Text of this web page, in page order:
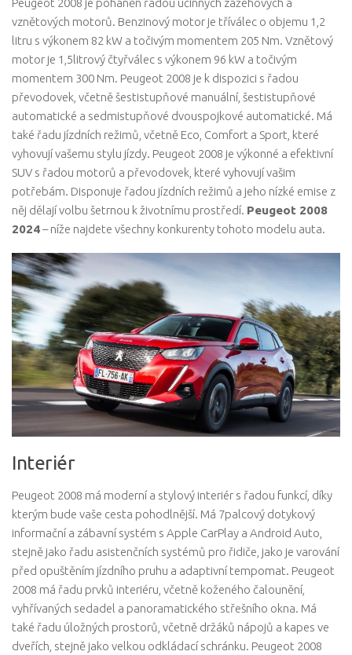
Peugeot 2008 je poháněn řadou účinných zážehových a
vznětových motorů. Benzinový motor je tříválec o objemu 1,2
litru s výkonem 82 kW a točivým momentem 205 Nm. Vznětový
motor je 1,5litrový čtyřválec s výkonem 96 kW a točivým
momentem 300 Nm. Peugeot 2008 je k dispozici s řadou
převodovek, včetně šestistupňové manuální, šestistupňové
automatické a sedmistupňové dvouspojkové automatické. Má
také řadu jízdních režimů, včetně Eco, Comfort a Sport, které
vyhovují vašemu stylu jízdy. Peugeot 2008 je výkonné a efektivní
SUV s řadou motorů a převodovek, které vyhovují vašim
potřebám. Disponuje řadou jízdních režimů a jeho nízké emise z
něj dělají volbu šetrnou k životnímu prostředí. Peugeot 2008
2024– níže najdete všechny konkurenty tohoto modelu auta.
Interiér
Peugeot 2008 má moderní a stylový interiér s řadou funkcí, díky
kterým bude vaše cesta pohodlnější. Má 7palcový dotykový
informační a zábavní systém s Apple CarPlay a Android Auto,
stejně jako řadu asistenčních systémů pro řidiče, jako je varování
před opuštěním jízdního pruhu a adaptivní tempomat. Peugeot
2008 má řadu prvků interiéru, včetně koženého čalounění,
vyhřívaných sedadel a panoramatického střešního okna. Má
také řadu úložných prostorů, včetně držáků nápojů a kapes ve
dveřích, stejně jako velkou odkládací schránku. Peugeot 2008